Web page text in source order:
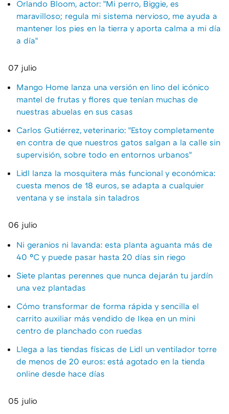
Orlando Bloom, actor: "Mi perro, Biggie, es
maravilloso; regula mi sistema nervioso, me ayuda a
mantener los pies en la tierra y aporta calma a mi día
a día"
07 julio
Mango Home lanza una versión en lino del icónico
mantel de frutas y flores que tenían muchas de
nuestras abuelas en sus casas
Carlos Gutiérrez, veterinario: "Estoy completamente
en contra de que nuestros gatos salgan a la calle sin
supervisión, sobre todo en entornos urbanos"
Lidl lanza la mosquitera más funcional y económica:
cuesta menos de 18 euros, se adapta a cualquier
ventana y se instala sin taladros
06 julio
Ni geranios ni lavanda: esta planta aguanta más de
40 ºC y puede pasar hasta 20 días sin riego
Siete plantas perennes que nunca dejarán tu jardín
una vez plantadas
Cómo transformar de forma rápida y sencilla el
carrito auxiliar más vendido de Ikea en un mini
centro de planchado con ruedas
Llega a las tiendas físicas de Lidl un ventilador torre
de menos de 20 euros: está agotado en la tienda
online desde hace días
05 julio